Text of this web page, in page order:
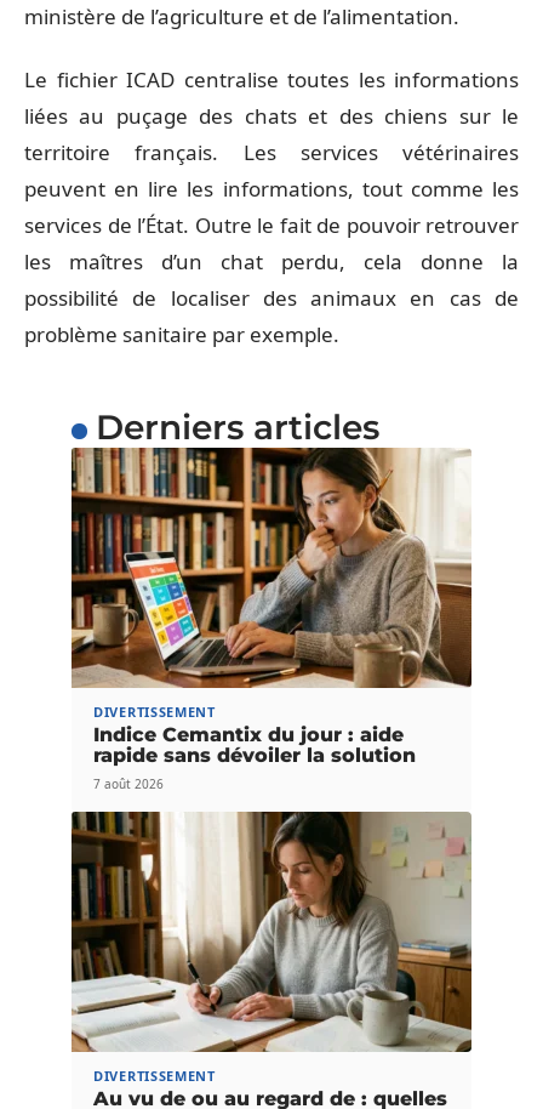
ministère de l’agriculture et de l’alimentation.
Le fichier ICAD centralise toutes les informations
liées au puçage des chats et des chiens sur le
territoire français. Les services vétérinaires
peuvent en lire les informations, tout comme les
services de l’État. Outre le fait de pouvoir retrouver
les maîtres d’un chat perdu, cela donne la
possibilité de localiser des animaux en cas de
problème sanitaire par exemple.
Derniers articles
DIVERTISSEMENT
Indice Cemantix du jour : aide
rapide sans dévoiler la solution
7 août 2026
DIVERTISSEMENT
Au vu de ou au regard de : quelles